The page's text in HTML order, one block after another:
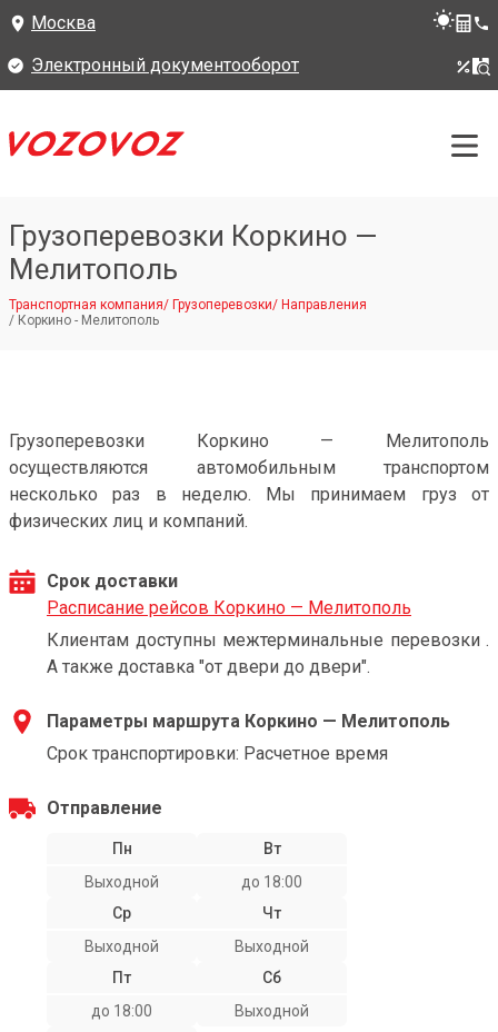
Москва
Электронный документооборот
Грузоперевозки Коркино —
Мелитополь
Транспортная компания/ Грузоперевозки/ Направления
/ Коркино - Мелитополь
Грузоперевозки Коркино — Мелитополь
осуществляются автомобильным транспортом
несколько раз в неделю. Мы принимаем груз от
физических лиц и компаний.
Срок доставки
Расписание рейсов Коркино — Мелитополь
Клиентам доступны межтерминальные перевозки .
А также доставка "от двери до двери".
Параметры маршрута Коркино — Мелитополь
Срок транспортировки: Расчетное время
Отправление
Пн
Выходной
Вт
до 18:00
Ср
Выходной
Чт
Выходной
Пт
до 18:00
Сб
Выходной